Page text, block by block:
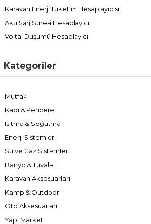
Karavan Enerji Tüketim Hesaplayıcısı
Akü Şarj Süresi Hesaplayıcı
Voltaj Düşümü Hesaplayıcı
Kategoriler
Mutfak
Kapı & Pencere
Isıtma & Soğutma
Enerji Sistemleri
Su ve Gaz Sistemleri
Banyo & Tuvalet
Karavan Aksesuarları
Kamp & Outdoor
Oto Aksesuarları
Yapı Market